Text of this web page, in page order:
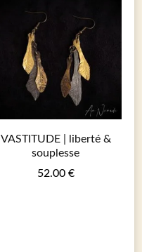
VASTITUDE | liberté &
souplesse
52.00 €